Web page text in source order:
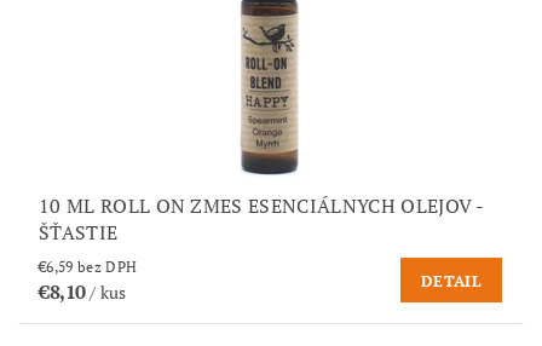
10 ML ROLL ON ZMES ESENCIÁLNYCH OLEJOV -
ŠŤASTIE
€6,59 bez DPH
€8,10/ kus
DETAIL